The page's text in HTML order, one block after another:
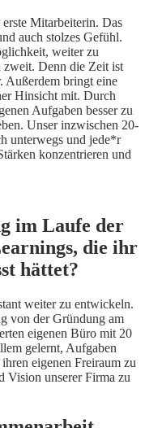
Mitarbeiterin. Das
auch stolzes Gefühl.
weiter zu
zweit. Denn die Zeit ist
Außerdem bringt eine
Hinsicht mit. Durch
Aufgaben besser zu
Unser inzwischen 20-
unterwegs und jede*r
konzentrieren und
im Laufe der
die ihr
hättet?
weiter zu entwickeln.
von der Gründung am
eigenen Büro mit 20
gelernt, Aufgaben
eigenen Freiraum zu
Vision unserer Firma zu